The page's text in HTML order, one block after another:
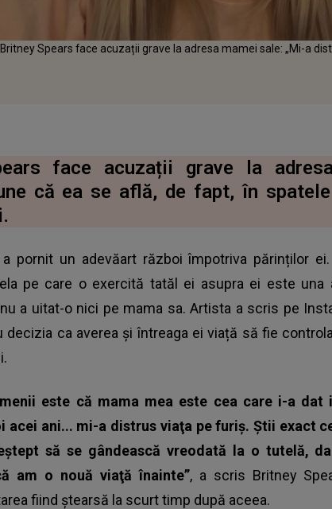
Britney Spears face acuzații grave la adresa mamei sale: „Mi-a
face acuzații grave la
că ea se află, de fapt, în
a pornit un adevăart război împotriva părinților
pe care o exercită tatăl ei asupra ei este una
a uitat-o nici pe mama sa. Artista a scris pe
ca averea și întreaga ei viață să fie
este că mama mea este cea care i-a dat
acei ani... mi-a distrus viaţa pe furiş. Ştii exact
să se gândească vreodată la o tutelă,
am o nouă viaţă înainte”, a scris Britney
fiind ștearsă la scurt timp după aceea.